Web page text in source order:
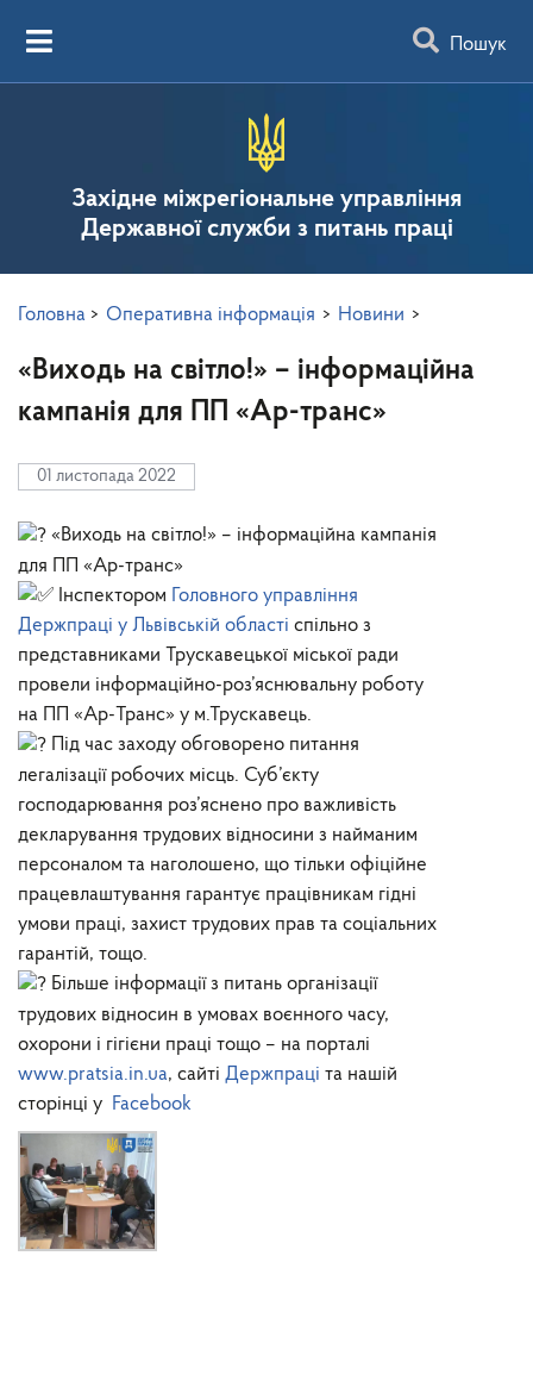
Пошук
Західне міжрегіональне управління
Державної служби з питань праці
Головна > Оперативна інформація > Новини >
«Виходь на світло!» – інформаційна
кампанія для ПП «Ар-транс»
01 листопада 2022
«Виходь на світло!» – інформаційна кампанія
для ПП «Ар-транс»
Інспектором Головного управління
Держпраці у Львівській області спільно з
представниками Трускавецької міської ради
провели інформаційно-роз’яснювальну роботу
на ПП «Ар-Транс» у м.Трускавець.
Під час заходу обговорено питання
легалізації робочих місць. Суб’єкту
господарювання роз’яснено про важливість
декларування трудових відносини з найманим
персоналом та наголошено, що тільки офіційне
працевлаштування гарантує працівникам гідні
умови праці, захист трудових прав та соціальних
гарантій, тощо.
Більше інформації з питань організації
трудових відносин в умовах воєнного часу,
охорони і гігієни праці тощо – на порталі
www.pratsia.in.ua, сайті Держпраці та нашій
сторінці у Facebook